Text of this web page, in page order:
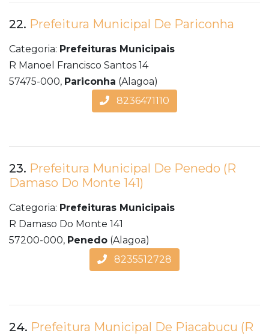
22. Prefeitura Municipal De Pariconha
Categoria: Prefeituras Municipais
R Manoel Francisco Santos 14
57475-000, Pariconha (Alagoa)
8236471110
23. Prefeitura Municipal De Penedo (R
Damaso Do Monte 141)
Categoria: Prefeituras Municipais
R Damaso Do Monte 141
57200-000, Penedo (Alagoa)
8235512728
24. Prefeitura Municipal De Piacabucu (R